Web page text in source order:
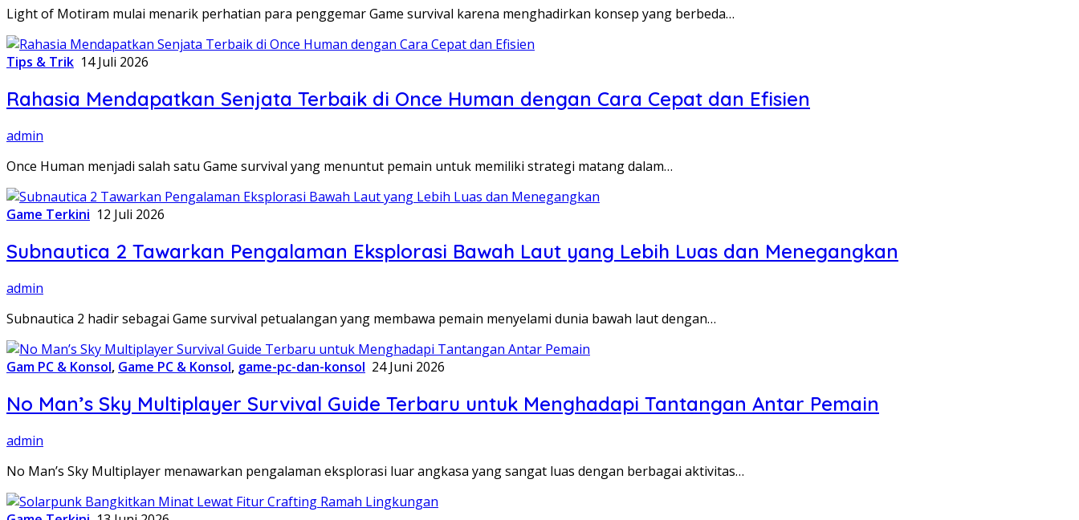
Light of Motiram mulai menarik perhatian para penggemar Game survival karena menghadirkan konsep yang berbeda…
Tips & Trik 14 Juli 2026
Rahasia Mendapatkan Senjata Terbaik di Once Human dengan Cara Cepat dan Efisien
admin
Once Human menjadi salah satu Game survival yang menuntut pemain untuk memiliki strategi matang dalam…
Game Terkini 12 Juli 2026
Subnautica 2 Tawarkan Pengalaman Eksplorasi Bawah Laut yang Lebih Luas dan Menegangkan
admin
Subnautica 2 hadir sebagai Game survival petualangan yang membawa pemain menyelami dunia bawah laut dengan…
Gam PC & Konsol, Game PC & Konsol, game-pc-dan-konsol 24 Juni 2026
No Man’s Sky Multiplayer Survival Guide Terbaru untuk Menghadapi Tantangan Antar Pemain
admin
No Man’s Sky Multiplayer menawarkan pengalaman eksplorasi luar angkasa yang sangat luas dengan berbagai aktivitas…